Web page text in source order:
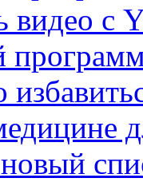
видео с
новый